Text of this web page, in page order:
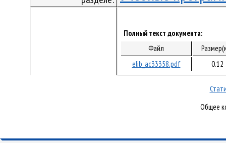
Полный текст документа:
Файл
elib_ac33358.pdf
0.12
Общее